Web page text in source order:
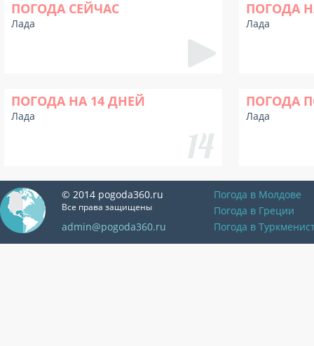
ПОГОДА СЕЙЧАС
Лада
ПОГОДА
Лада
ПОГОДА НА 14 ДНЕЙ
Лада
ПОГОДА
Лада
© 2014 pogoda360.ru
Все права защищены
admin@pogoda360.ru
Погода в Молдове
Погода в Греции
Погода в